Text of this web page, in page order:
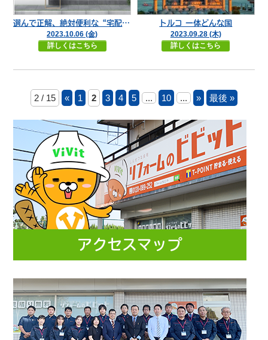
選んで正解、絶対便利な“宅配ポスト”
2023.10.06 (金)
詳しくはこちら
トルコ 一体どんな国
2023.09.28 (木)
詳しくはこちら
2 / 15 « 1 2 3 4 5 ... 10 ... » 最後 »